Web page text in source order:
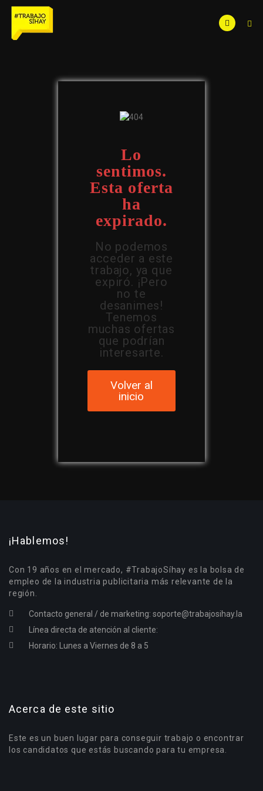
Lo
sentimos.
Esta oferta
ha
expirado.
No podemos
acceder a este
trabajo, ya que
expiró. ¡Pero
no te
desanimes!
Tenemos
muchas ofertas
que podrían
interesarte.
Volver al
inicio
¡Hablemos!
Con 19 años en el mercado, #TrabajoSíhay es la bolsa de
empleo de la industria publicitaria más relevante de la
región.
Contacto general / de marketing: soporte@trabajosihay.la
Línea directa de atención al cliente:
Horario: Lunes a Viernes de 8 a 5
Acerca de este sitio
Este es un buen lugar para conseguir trabajo o encontrar
los candidatos que estás buscando para tu empresa.